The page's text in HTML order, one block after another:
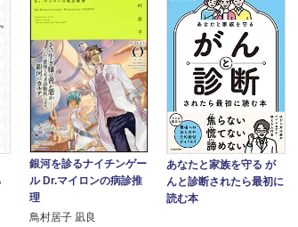
銀河を診るナイチンゲー
ル Dr.マイロンの病診推
理
鳥村居子 凪良
あなたと家族を守る が
んと診断されたら最初に
読む本